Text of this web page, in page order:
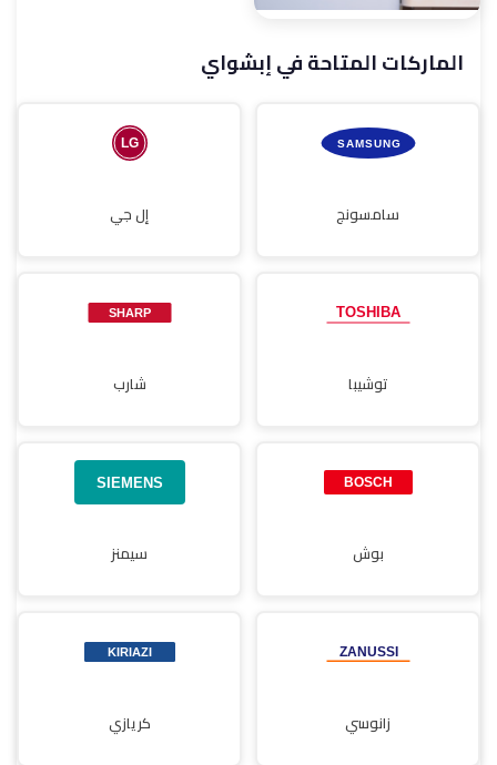
صيانة مجففات
الماركات المتاحة في إبشواي
سامسونج إل جي
توشيبا شارب
بوش سيمنز
زانوسي كريازي